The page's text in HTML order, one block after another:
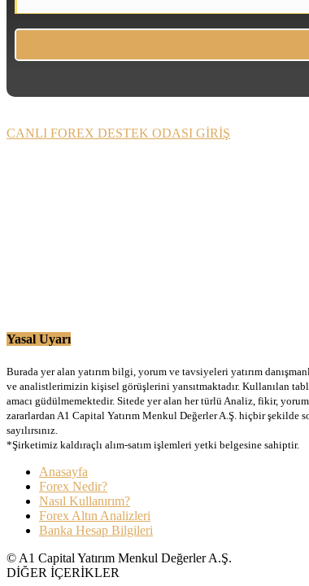
CANLI FOREX DESTEK ODASI GİRİŞ
Yasal Uyarı
Burada yer alan yatırım bilgi, yorum ve tavsiyeleri yatırım
ve analistlerimizin kişisel görüşlerini yansıtmaktadır. Kullanılan
amacı güdülmemektedir. Sitede yer alan her türlü Analiz, fikir,
zararlardan A1 Capital Yatırım Menkul Değerler A.Ş. hiçbir
sayılırsınız.
*Şirketimiz kaldıraçlı alım-satım işlemleri yetki belgesine sahiptir.
Anasayfa
Forex Nedir?
Nasıl Kullanırım?
Forex Altın Analizleri
Banka Hesap Bilgileri
© A1 Capital Yatırım Menkul Değerler A.Ş.
DİĞER İÇERİKLER